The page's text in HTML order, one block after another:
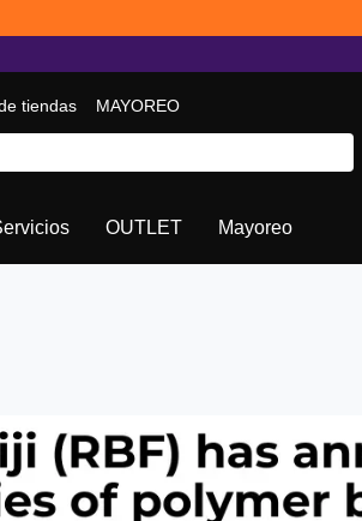
tiendas
MAYOREO
OUTLET Mayoreo